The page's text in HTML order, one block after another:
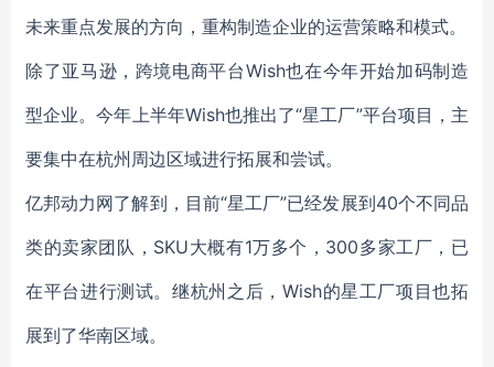
未来重点发展的方向，重构制造企业的运营策略和模式。
除了亚马逊，跨境电商平台Wish也在今年开始加码制造
型企业。今年上半年Wish也推出了“星工厂”平台项目，主
要集中在杭州周边区域进行拓展和尝试。
亿邦动力网了解到，目前“星工厂”已经发展到40个不同品
类的卖家团队，SKU大概有1万多个，300多家工厂，已
在平台进行测试。继杭州之后，Wish的星工厂项目也拓
展到了华南区域。